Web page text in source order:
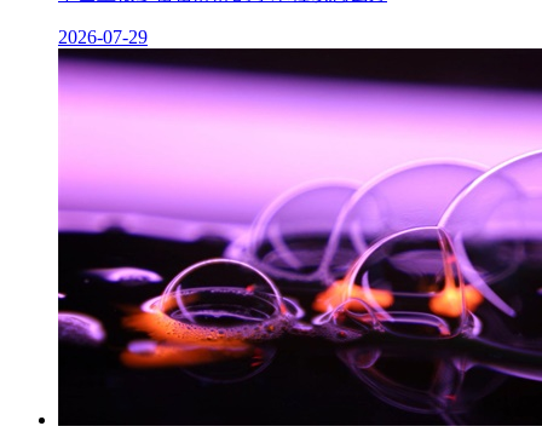
2026-07-29